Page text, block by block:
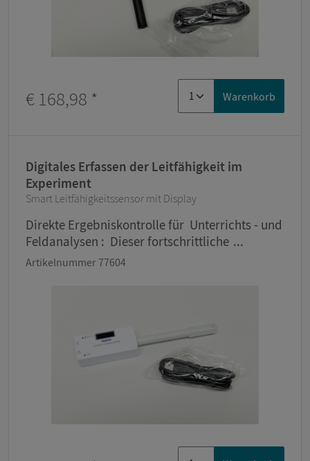
€ 168,98 * Warenkorb
Digitales Erfassen der Leitfähigkeit im
Experiment
Smart Leitfähigkeitssensor mit Display
Direkte Ergebniskontrolle für Unterrichts - und
Feldanalysen : Dieser fortschrittliche ...
Artikelnummer 77604